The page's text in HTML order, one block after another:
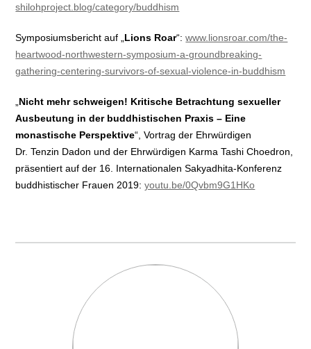
shilohproject.blog/category/buddhism
Symposiumsbericht auf „ Lions Roar“:www.lionsroar.com/the-
heartwood-northwestern-symposium-a-groundbreaking-
gathering-centering-survivors-of-sexual-violence-in-buddhism
Nicht mehr schweigen! Kritische Betrachtung sexueller
Ausbeutung in der buddhistischen Praxis – Eine
monastische Perspektive“, Vortrag der Ehrwürdigen
Dr. Tenzin Dadon und der Ehrwürdigen Karma Tashi Choedron,
präsentiert auf der 16. Internationalen Sakyadhita-Konferenz
buddhistischer Frauen 2019:youtu.be/0Qvbm9G1HKo